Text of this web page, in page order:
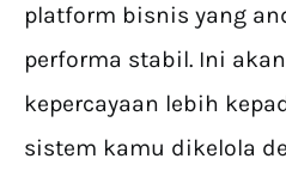
platform bisnis yang
performa stabil. Ini
kepercayaan lebih
sistem kamu dikelola